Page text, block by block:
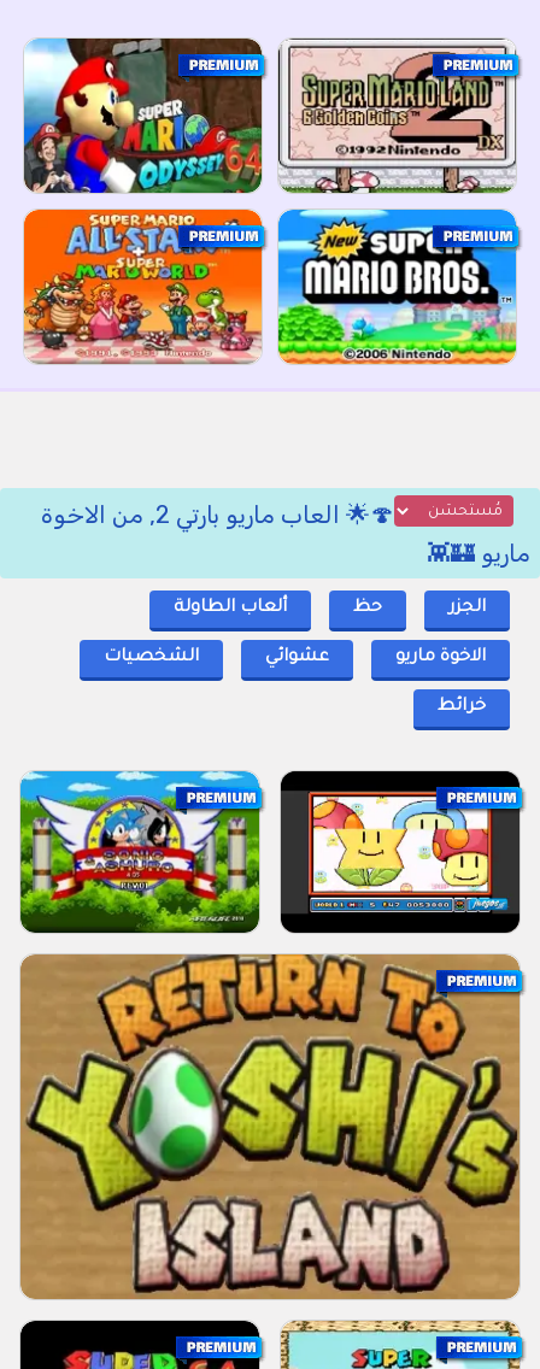
🍄🌟 العاب ماريو بارتي 2, من الاخوة
ماريو 🏰👾
الجزر حظ ألعاب الطاولة
الاخوة ماريو عشوائي الشخصيات
خرائط